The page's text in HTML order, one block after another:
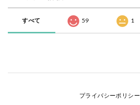
すべて 59 1
プライバシーポリシー